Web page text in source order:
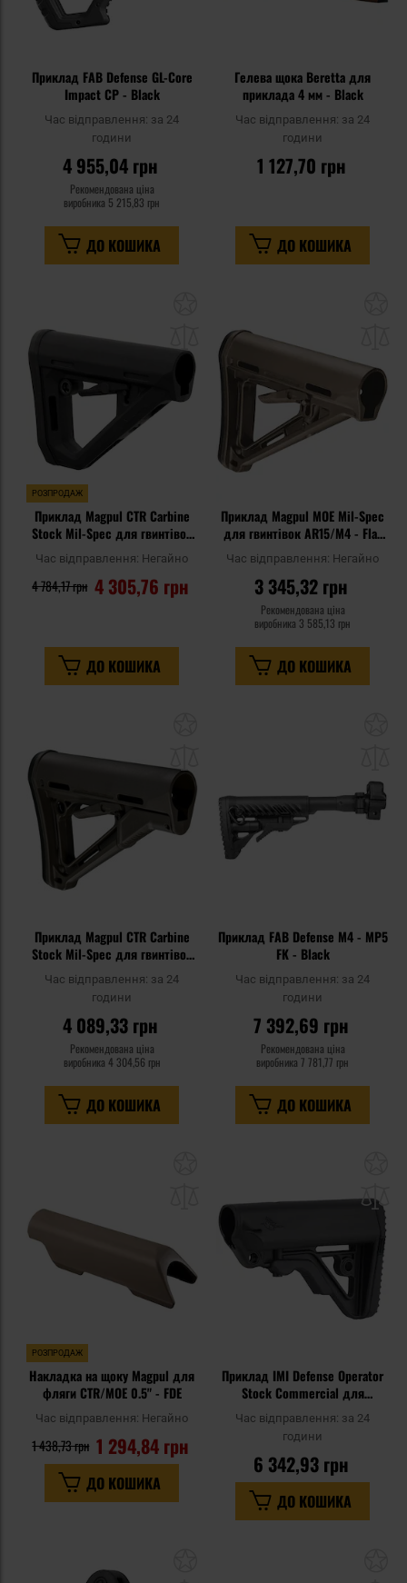
Приклад FAB Defense GL-Core
Impact CP - Black
Час відправлення: за 24
години
4 955,04 грн
Рекомендована ціна
виробника 5 215,83 грн
ДО КОШИКА
Гелева щока Beretta для
приклада 4 мм - Black
Час відправлення: за 24
години
1 127,70 грн
ДО КОШИКА
списку
уподобань
РОЗПРОДАЖ
Приклад Magpul CTR Carbine
Stock Mil-Spec для гвинтівок
AR15/M16/M4 - Black
Час відправлення: Негайно
4 305,76 грн
4 784,17 грн
ДО КОШИКА
Приклад Magpul MOE Mil-Spec
для гвинтівок AR15/M4 - Flat
Час відправлення: Негайно
3 345,32 грн
Рекомендована ціна
виробника 3 585,13 грн
ДО КОШИКА
Приклад Magpul CTR Carbine
Stock Mil-Spec для гвинтівок
AR15/M4 - Olive Drab Green
Час відправлення: за 24
години
4 089,33 грн
Рекомендована ціна
виробника 4 304,56 грн
ДО КОШИКА
Приклад FAB Defense M4 - MP5
FK - Black
Час відправлення: за 24
години
7 392,69 грн
Рекомендована ціна
виробника 7 781,77 грн
ДО КОШИКА
списку
уподобань
РОЗПРОДАЖ
Накладка на щоку Magpul для
фляги CTR/MOE 0.5" - FDE
Час відправлення: Негайно
1 294,84 грн
1 438,73 грн
ДО КОШИКА
Приклад IMI Defense Operator
Stock Commercial для
гвинтівок M16/M4 - Black
Час відправлення: за 24
години
6 342,93 грн
ДО КОШИКА